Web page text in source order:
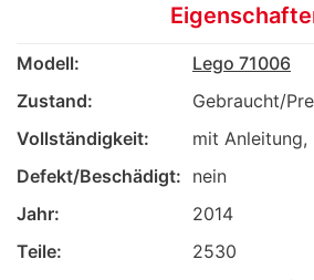
Modell:
Lego 71006
Zustand:
Gebraucht/
Vollständigkeit:
mit
Defekt/Beschädigt: nein
Jahr:
2014
Teile:
2530